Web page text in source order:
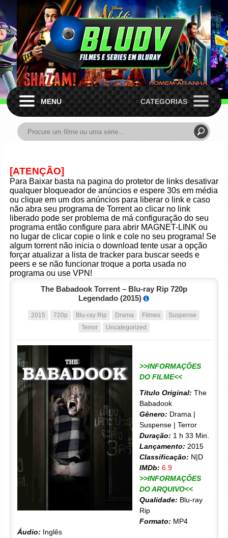
MENU CATEGORIAS
[ATENÇÃO]
Para Baixar basta na pagina do protetor de links desativar
qualquer bloqueador de anúncios e espere 30s em média
ou clique em um dos anúncios para liberar o link e caso
não abra seu programa de Torrent ao clicar no link
liberado pode ser problema de má configuração do seu
programa então configure para abrir MAGNET-LINK ou
no lugar de clicar copie o link e cole no seu programa! Se
algum torrent não inicia o download tente usar a opção
forçar atualizar a lista de tracker para buscar seeds e
peers e se não funcionar troque a porta usada no
programa ou use VPN!
The Babadook Torrent – Blu-ray Rip 720p
Legendado (2015)
2015 720p Blu-ray Rip Drama Filmes
Suspense
Terror
Uncategorized
>>INFORMAÇÕES
DO FILME<<
Título Original: The
Babadook
Gênero: Drama |
Suspense | Terror
Duração: 1 h 33 Min.
Lançamento: 2015
Classificação: N|D
IMDb: 6.9
>>INFORMAÇÕES
DO ARQUIVO<<
Qualidade: Blu-ray
Rip
Formato: MP4
Áudio: Inglês